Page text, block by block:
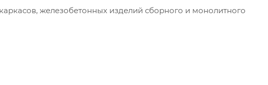
железобетонных изделий сборного и монолитного